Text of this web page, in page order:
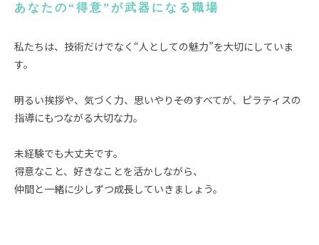
あなたの“得意”が武器になる職場
私たちは、技術だけでなく“人としての魅力”を大切にしていま
す。
明るい挨拶や、気づく力、思いやり――そのすべてが、ピラティスの
指導にもつながる大切な力。
未経験でも大丈夫です。
得意なこと、好きなことを活かしながら、
仲間と一緒に少しずつ成長していきましょう。